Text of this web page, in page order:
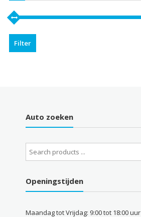
Filter
Auto zoeken
Search
for:
Openingstijden
Maandag tot Vrijdag: 9:00 tot 18:00 uur